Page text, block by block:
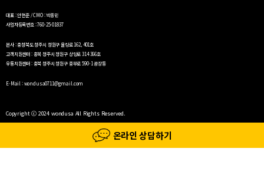
온라인 상담하기
대표 : 안현준 / CMO : 박종민
사업자등록번호 : 760-25-01837
본사 : 충청북도 청주시 청원구 율량로 162, 401호
고객지원센터 : 충북 청주시 청원구 상당로 314 366호
유통지원센터 : 충북 청주시 청원구 중부로 590-1 공장동
E-Mail : wondusa0711@gmail.com
Copyright ⓒ 2024 wondusa All Rights Reserved.